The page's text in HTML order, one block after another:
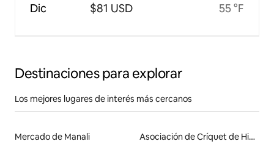
Dic $81 USD 55 °F
Destinaciones para explorar
Los mejores lugares de interés más cercanos
Mercado de Manali Asociación de Críquet de Himachal Pradesh